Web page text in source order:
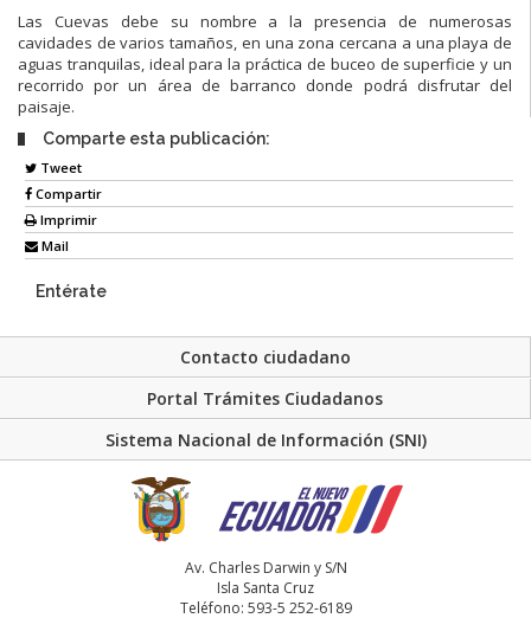
Las Cuevas debe su nombre a la presencia de numerosas
cavidades de varios tamaños, en una zona cercana a una playa de
aguas tranquilas, ideal para la práctica de buceo de superficie y un
recorrido por un área de barranco donde podrá disfrutar del
paisaje.
Comparte esta publicación:
Tweet
Compartir
Imprimir
Mail
Entérate
Contacto ciudadano
Portal Trámites Ciudadanos
Sistema Nacional de Información (SNI)
Av. Charles Darwin y S/N
Isla Santa Cruz
Teléfono: 593-5 252-6189